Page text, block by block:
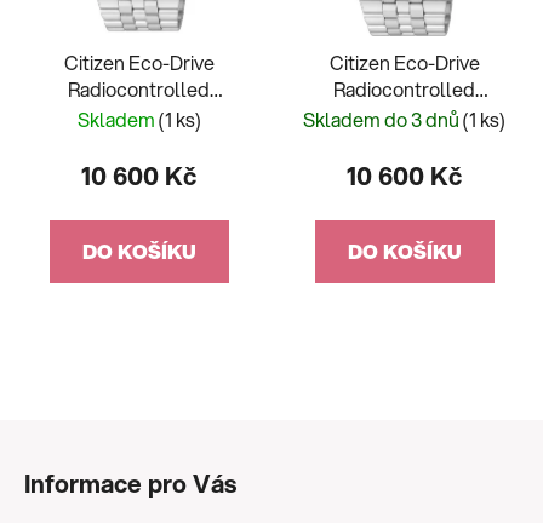
Citizen Eco-Drive
Radiocontrolled
CB0010-88E
Skladem(1 ks)
10 600 Kč
DO KOŠÍKU
Citizen Eco-Drive
Radiocontrolled
CB0010-88L
Skladem do 3 dnů(1 ks)
10 600 Kč
DO KOŠÍKU
Informace pro Vás